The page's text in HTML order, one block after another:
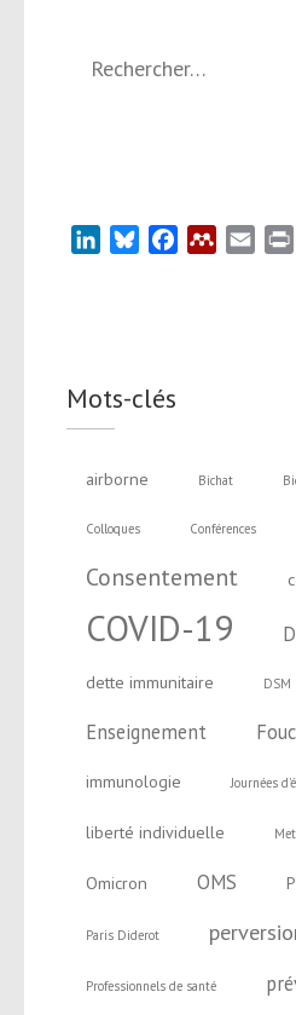
LinkedInBlueskyFacebookMendeley
Email
Mots-clés
airborne Bichat
Colloques Conférences
Consentement
COVID-19
dette immunitaire DSM
Enseignement
immunologie Journées
liberté individuelle
Omicron OMS
Paris Diderot
Professionnels de santé